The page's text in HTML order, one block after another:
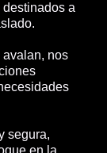
a
avalan, nos
segura,